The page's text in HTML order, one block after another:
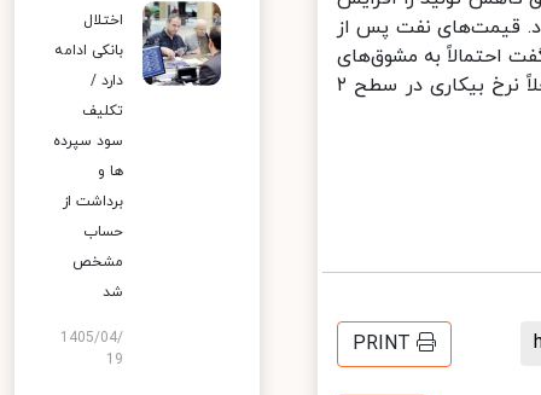
قیمت‌های نفت پس از
احتمالاً به مشوق‌های
مالی و حمایتی بیشتری برای اقتصاد آمریکا نیاز خواهیم داشت. چرا که فعلاً نرخ بیکاری در سطح ۲
PRINT
اختلال
بانکی ادامه
دارد /
تکلیف
سود سپرده
ها و
برداشت از
حساب
مشخص
شد
1405/04/
19